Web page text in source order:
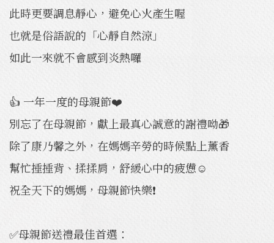
此時更要調息靜心，避免心火產生喔
也就是俗語說的「心靜自然涼」
如此一來就不會感到炎熱囉
👍 一年一度的母親節❤️
別忘了在母親節，獻上最真心誠意的謝禮呦🎁
除了康乃馨之外，在媽媽辛勞的時候點上薰香
幫忙捶捶背、揉揉肩，舒緩心中的疲憊☺️
祝全天下的媽媽，母親節快樂❗️
✅母親節送禮最佳首選：